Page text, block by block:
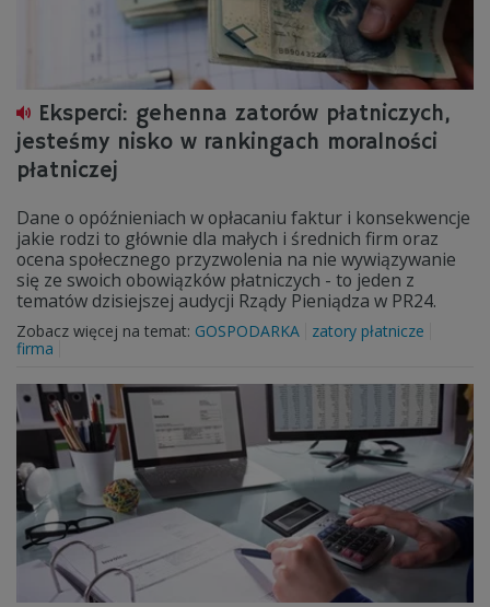
Eksperci: gehenna zatorów płatniczych,
jesteśmy nisko w rankingach moralności
płatniczej
Dane o opóźnieniach w opłacaniu faktur i konsekwencje
jakie rodzi to głównie dla małych i średnich firm oraz
ocena społecznego przyzwolenia na nie wywiązywanie
się ze swoich obowiązków płatniczych - to jeden z
tematów dzisiejszej audycji Rządy Pieniądza w PR24.
Zobacz więcej na temat: GOSPODARKA
zatory płatnicze
firma